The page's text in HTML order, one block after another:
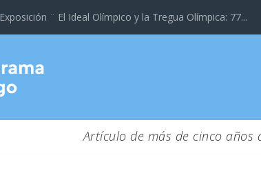
Exposición ¨ El Ideal Olímpico y la Tregua Olímpica: 77...
Artículo de más de cinco años